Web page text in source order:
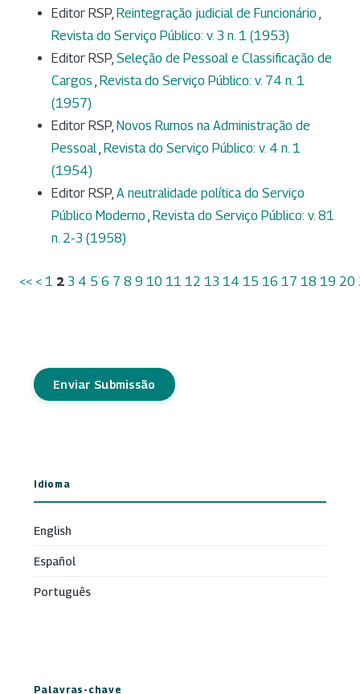
Editor RSP, Reintegração judicial de Funcionário ,
Revista do Serviço Público: v. 3 n. 1 (1953)
Editor RSP, Seleção de Pessoal e Classificação de
Cargos , Revista do Serviço Público: v. 74 n. 1
(1957)
Editor RSP, Novos Rumos na Administração de
Pessoal, Revista do Serviço Público: v. 4 n. 1
(1954)
Editor RSP, A neutralidade política do Serviço
Público Moderno , Revista do Serviço Público: v. 81
n. 2-3 (1958)
<< < 1 2 3 4 5 6 7 8 9 10 11 12 13 14 15 16 17 18 19 20
Enviar Submissão
Idioma
English
Español
Português
Palavras-chave